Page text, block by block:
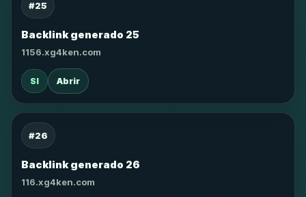
#25
Backlink generado 25
1156.xg4ken.com
SI Abrir
#26
Backlink generado 26
116.xg4ken.com